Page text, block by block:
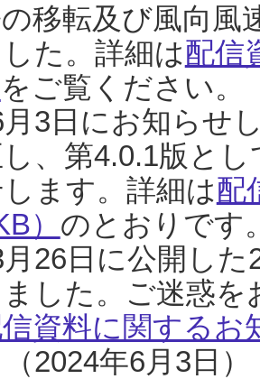
移転及び風向風
た。詳細は配信
をご覧ください。
3日にお知らせ
、第4.0.1版と
ます。詳細は配
） のとおりです
26日に公開し
した。ご迷惑
資料に関するお
2024年6月3日）